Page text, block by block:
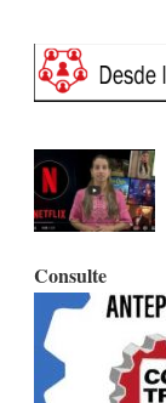
Consulte